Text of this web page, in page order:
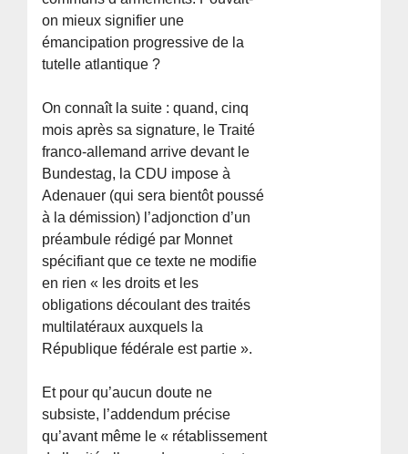
on mieux signifier une
émancipation progressive de la
tutelle atlantique ?
On connaît la suite : quand, cinq
mois après sa signature, le Traité
franco-allemand arrive devant le
Bundestag, la CDU impose à
Adenauer (qui sera bientôt poussé
à la démission) l’adjonction d’un
préambule rédigé par Monnet
spécifiant que ce texte ne modifie
en rien « les droits et les
obligations découlant des traités
multilatéraux auxquels la
République fédérale est partie ».
Et pour qu’aucun doute ne
subsiste, l’addendum précise
qu’avant même le « rétablissement